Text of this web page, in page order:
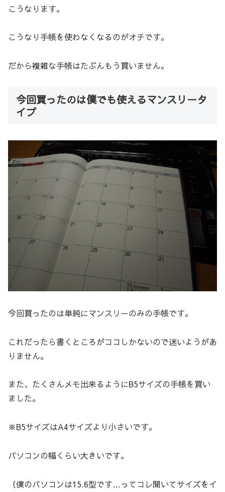
こうなります。
こうなり手帳を使わなくなるのがオチです。
だから複雑な手帳はたぶんもう買いません。
今回買ったのは僕でも使えるマンスリータ
イプ
今回買ったのは単純にマンスリーのみの手帳です。
これだったら書くところがココしかないので迷いようがあ
りません。
また、たくさんメモ出来るようにB5サイズの手帳を買い
ました。
※B5サイズはA4サイズより小さいです。
パソコンの幅くらい大きいです。
（僕のパソコンは15.6型です…ってコレ聞いてサイズをイ